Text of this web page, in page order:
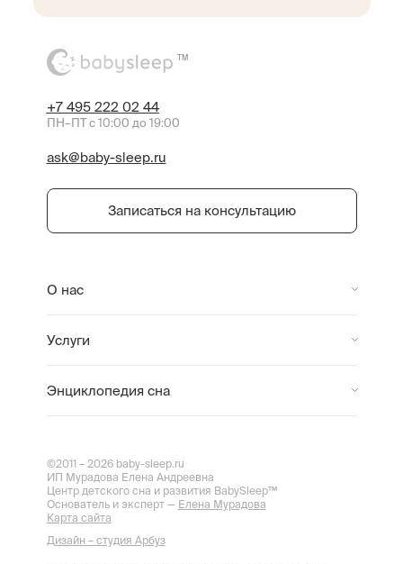
TM
+7 495 222 02 44
ПН–ПТ с 10:00 до 19:00
ask@baby-sleep.ru
Записаться на консультацию
О нас
Услуги
Энциклопедия сна
©2011 – 2026 baby-sleep.ru
ИП Мурадова Елена Андреевна
Центр детского сна и развития BabySleep™
Основатель и эксперт — Елена Мурадова
Карта сайта
Дизайн – студия Арбуз